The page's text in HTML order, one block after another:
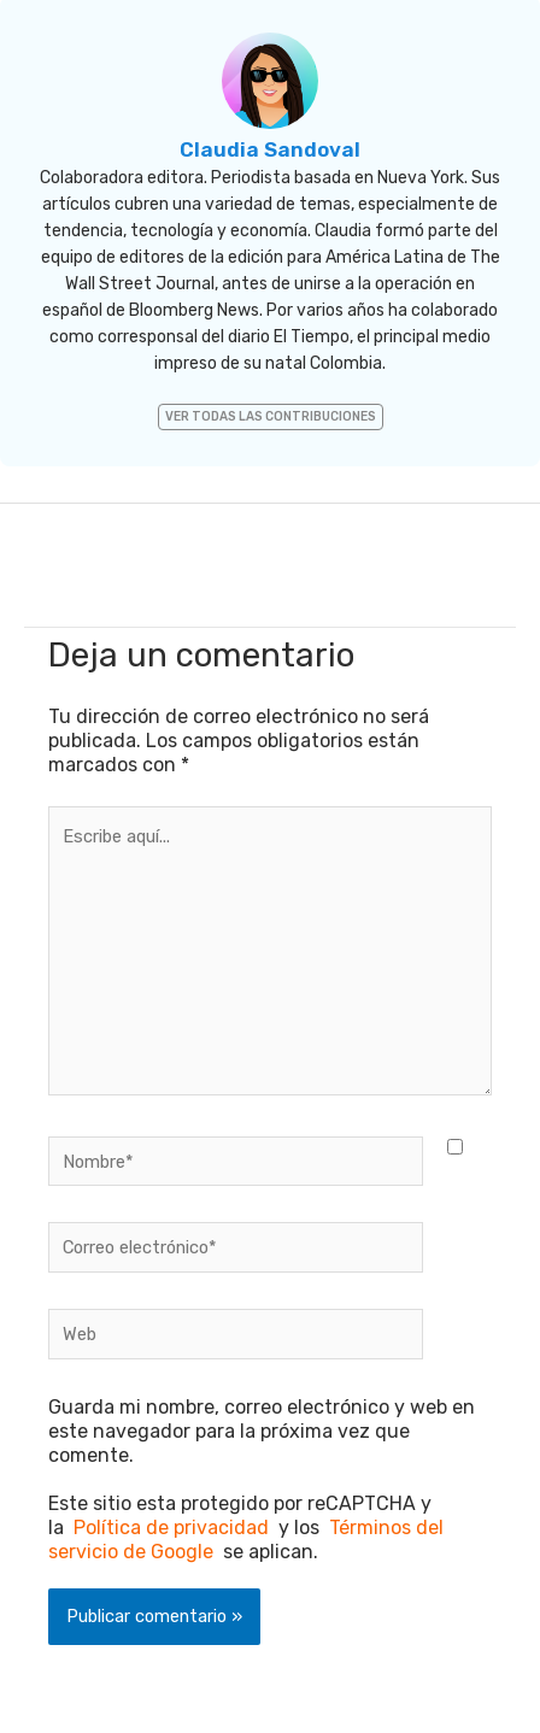
Claudia Sandoval
Colaboradora editora. Periodista basada en Nueva York. Sus
artículos cubren una variedad de temas, especialmente de
tendencia, tecnología y economía. Claudia formó parte del
equipo de editores de la edición para América Latina de The
Wall Street Journal, antes de unirse a la operación en
español de Bloomberg News. Por varios años ha colaborado
como corresponsal del diario El Tiempo, el principal medio
impreso de su natal Colombia.
VER TODAS LAS CONTRIBUCIONES
Deja un comentario
Tu dirección de correo electrónico no será
publicada. Los campos obligatorios están
marcados con *
aquí...
electrónico*
Guarda mi nombre, correo electrónico y web en
este navegador para la próxima vez que
comente.
Este sitio esta protegido por reCAPTCHA y
la Política de privacidad y los Términos del
servicio de Google se aplican.